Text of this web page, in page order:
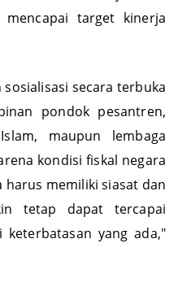
target kinerja
secara terbuka
pondok pesantren,
maupun lembaga
kondisi fiskal negara
harus memiliki siasat dan
tetap dapat tercapai
keterbatasan yang ada,"